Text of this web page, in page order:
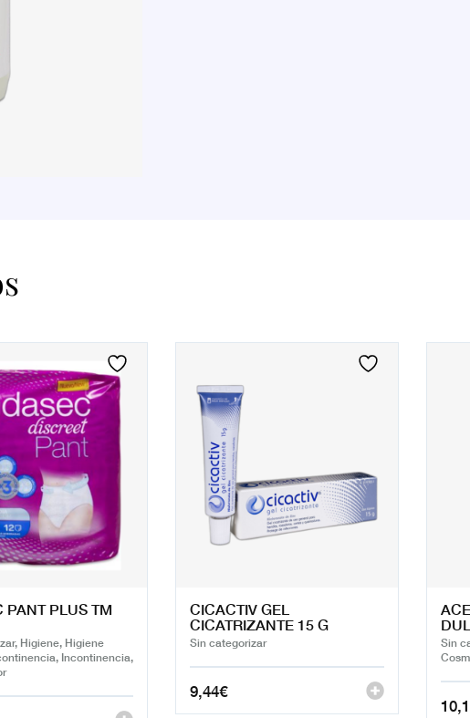
PANT PLUS TM
Higiene, Higiene
Incontinencia,
CICACTIV GEL
CICATRIZANTE 15 G
Sin categorizar
9,44€
Sin